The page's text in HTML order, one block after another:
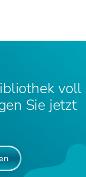
voll
Sie jetzt